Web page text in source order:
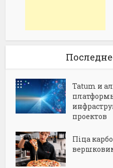
Tatum и
проектов
Піца